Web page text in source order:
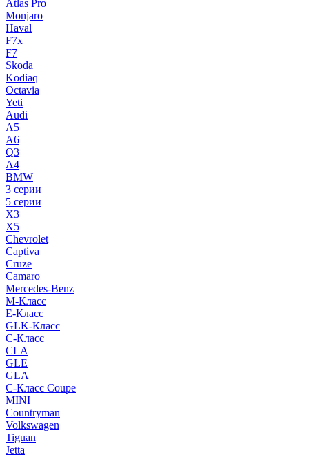
Atlas Pro
Monjaro
Haval
F7x
F7
Skoda
Kodiaq
Octavia
Yeti
Audi
A5
A6
Q3
A4
BMW
3 серии
5 серии
X3
X5
Chevrolet
Captiva
Cruze
Camaro
Mercedes-Benz
M-Класс
E-Класс
GLK-Класс
C-Класс
CLA
GLE
GLA
C-Класс Coupe
MINI
Countryman
Volkswagen
Tiguan
Jetta